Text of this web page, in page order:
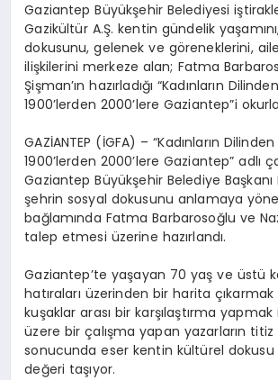
Gaziantep Büyükşehir Belediyesi
Gazikültür A.Ş. kentin gündelik
dokusunu, gelenek ve göreneklerini,
ilişkilerini merkeze alan; Fatma
Şişman’ın hazırladığı “Kadınların
1900’lerden 2000’lere Gaziantep”i
GAZİANTEP (İGFA) – “Kadınların
1900’lerden 2000’lere Gaziantep” adlı
Gaziantep Büyükşehir Belediye Başkanı
şehrin sosyal dokusunu anlamaya
bağlamında Fatma Barbarosoğlu ve
talep etmesi üzerine hazırlandı.
Gaziantep’te yaşayan 70 yaş ve üstü
hatıraları üzerinden bir harita
kuşaklar arası bir karşılaştırma
üzere bir çalışma yapan yazarların
sonucunda eser kentin kültürel
değeri taşıyor.